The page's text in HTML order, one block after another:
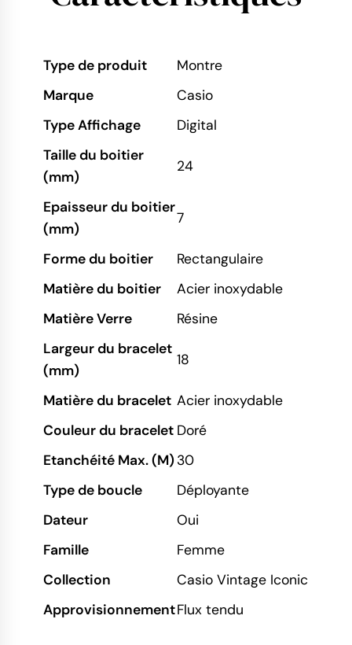
Type de produit
Montre
Marque
Casio
Type Affichage
Digital
Taille du boitier
(mm)
24
Epaisseur du boitier
(mm)
7
Forme du boitier
Rectangulaire
Matière du boitier
Acier inoxydable
Matière Verre
Résine
Largeur du bracelet
(mm)
18
Matière du bracelet Acier inoxydable
Couleur du bracelet Doré
Etanchéité Max. (M)30
Type de boucle
Déployante
Dateur
Oui
Famille
Femme
Collection
Casio Vintage Iconic
ApprovisionnementFlux tendu